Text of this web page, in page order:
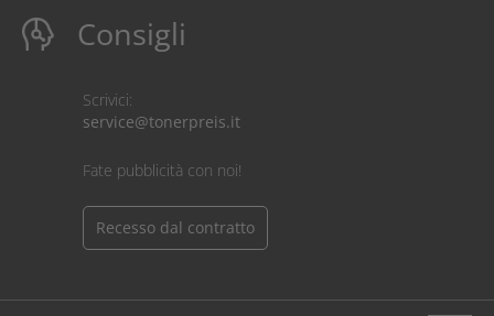
Consigli
Scrivici:
service@tonerpreis.it
Fate pubblicità con noi!
Recesso dal contratto